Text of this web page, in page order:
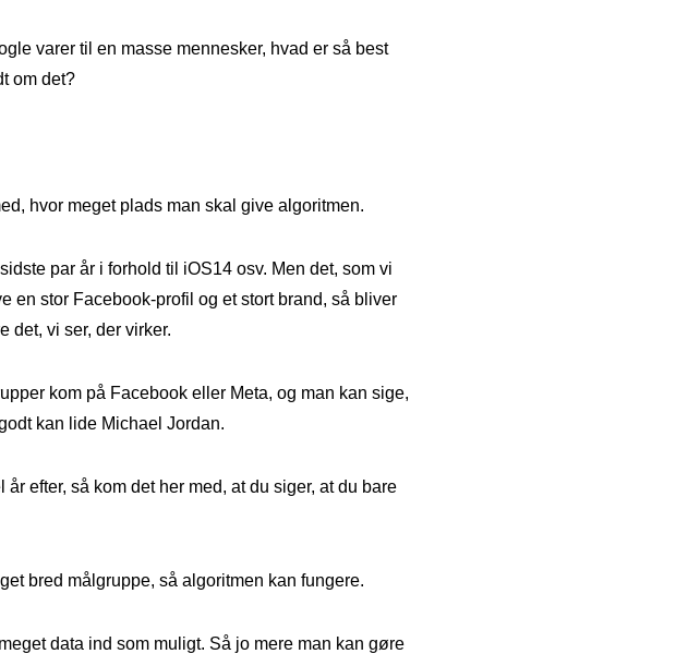
varer til en masse mennesker, hvad er så best
om det?
hvor meget plads man skal give algoritmen.
par år i forhold til iOS14 osv. Men det, som vi
en stor Facebook-profil og et stort brand, så bliver
det, vi ser, der virker.
kom på Facebook eller Meta, og man kan sige,
kan lide Michael Jordan.
efter, så kom det her med, at du siger, at du bare
bred målgruppe, så algoritmen kan fungere.
data ind som muligt. Så jo mere man kan gøre